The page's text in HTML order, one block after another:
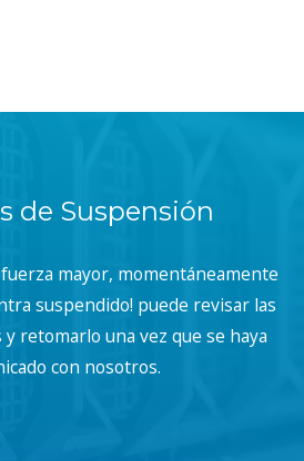
de Suspensión
mayor, momentáneamente
suspendido! puede revisar las
retomarlo una vez que se haya
con nosotros.